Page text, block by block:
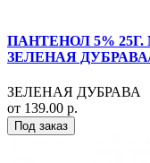
ПАНТЕНОЛ 5%
ЗЕЛЕНАЯ
ЗЕЛЕНАЯ ДУБРАВА
от 139.00 р.
Под заказ